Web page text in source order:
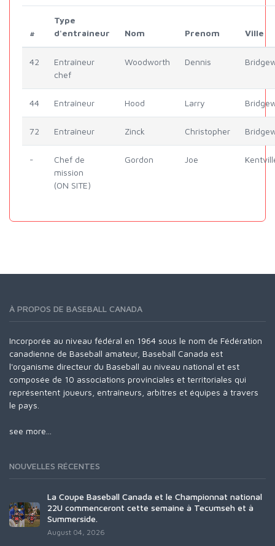
#
Type
d'entraîneur
Nom Prenom Ville
42
Entraîneur
chef
Woodworth Dennis
44 Entraîneur Hood Larry
72 Entraîneur Zinck Christopher
-
Chef de
mission
(ON SITE)
Gordon Joe
À PROPOS DE BASEBALL CANADA
Incorporée au niveau fédéral en 1964 sous le nom de Fédération
canadienne de Baseball amateur, Baseball Canada est
l'organisme directeur du Baseball au niveau national et est
composée de 10 associations provinciales et territoriales qui
représentent joueurs, entraîneurs, arbitres et équipes à travers
le pays.
see more...
NOUVELLES RÉCENTES
La Coupe Baseball Canada et le Championnat national
22U commenceront cette semaine à Tecumseh et à
Summerside.
August 04, 2026